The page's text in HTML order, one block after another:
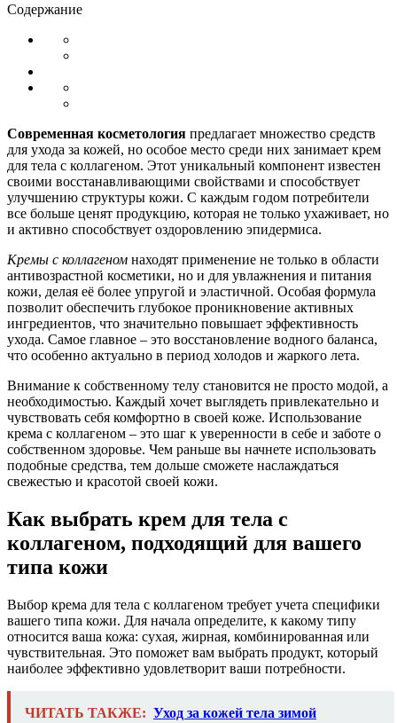
Содержание
Современная косметология предлагает множество средств
для ухода за кожей, но особое место среди них занимает крем
для тела с коллагеном. Этот уникальный компонент известен
своими восстанавливающими свойствами и способствует
улучшению структуры кожи. С каждым годом потребители
все больше ценят продукцию, которая не только ухаживает, но
и активно способствует оздоровлению эпидермиса.
Кремы с коллагеном находят применение не только в области
антивозрастной косметики, но и для увлажнения и питания
кожи, делая её более упругой и эластичной. Особая формула
позволит обеспечить глубокое проникновение активных
ингредиентов, что значительно повышает эффективность
ухода. Самое главное – это восстановление водного баланса,
что особенно актуально в период холодов и жаркого лета.
Внимание к собственному телу становится не просто модой, а
необходимостью. Каждый хочет выглядеть привлекательно и
чувствовать себя комфортно в своей коже. Использование
крема с коллагеном – это шаг к уверенности в себе и заботе о
собственном здоровье. Чем раньше вы начнете использовать
подобные средства, тем дольше сможете наслаждаться
свежестью и красотой своей кожи.
Как выбрать крем для тела с
коллагеном, подходящий для вашего
типа кожи
Выбор крема для тела с коллагеном требует учета специфики
вашего типа кожи. Для начала определите, к какому типу
относится ваша кожа: сухая, жирная, комбинированная или
чувствительная. Это поможет вам выбрать продукт, который
наиболее эффективно удовлетворит ваши потребности.
ЧИТАТЬ ТАКЖЕ: Уход за кожей тела зимой